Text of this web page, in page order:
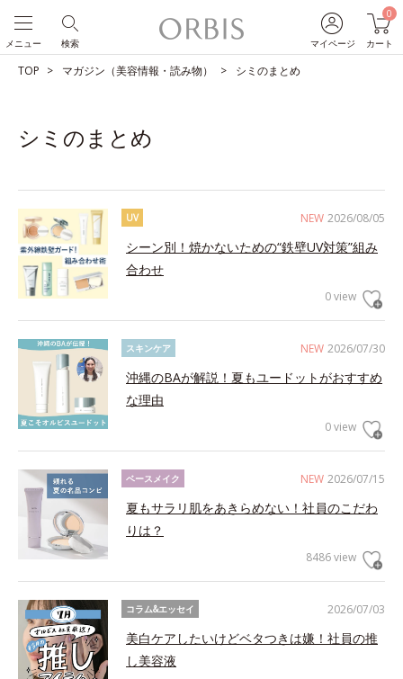
マイページ
0
カート
検索
メニュー
TOP マガジン（美容情報・読み物） シミのまとめ
シミのまとめ
NEW 2026/08/05
UV
シーン別！焼かないための“鉄壁UV対策”組み
合わせ
0 view
NEW 2026/07/30
スキンケア
沖縄のBAが解説！夏もユードットがおすすめ
な理由
0 view
NEW 2026/07/15
ベースメイク
夏もサラリ肌をあきらめない！社員のこだわ
りは？
8486 view
2026/07/03
コラム&エッセイ
美白ケアしたいけどベタつきは嫌！社員の推
し美容液